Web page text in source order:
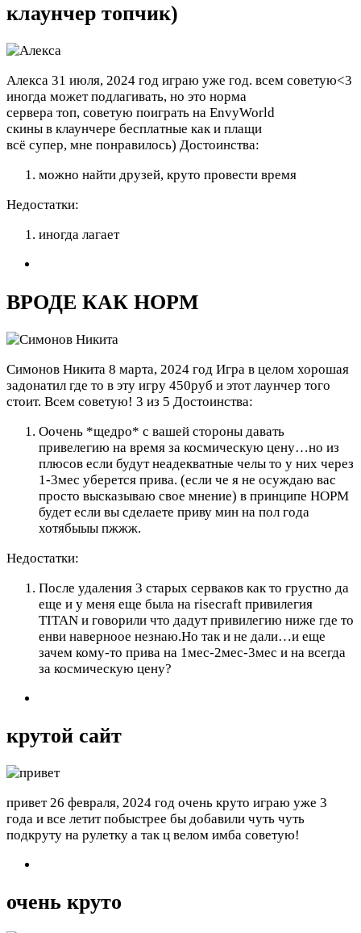
клаунчер топчик)
Алекса 31 июля, 2024 год играю уже год. всем советую<3
иногда может подлагивать, но это норма
сервера топ, советую поиграть на EnvyWorld
скины в клаунчере бесплатные как и плащи
всё супер, мне понравилось) Достоинства:
можно найти друзей, круто провести время
Недостатки:
иногда лагает
ВРОДЕ КАК НОРМ
Симонов Никита 8 марта, 2024 год Игра в целом хорошая
задонатил где то в эту игру 450руб и этот лаунчер того
стоит. Всем советую! 3 из 5 Достоинства:
Оочень *щедро* с вашей стороны давать
привелегию на время за космическую цену…но из
плюсов если будут неадекватные челы то у них через
1-3мес уберется прива. (если че я не осуждаю вас
просто высказываю свое мнение) в принципе НОРМ
будет если вы сделаете приву мин на пол года
хотябыыы пжжж.
Недостатки:
После удаления 3 старых серваков как то грустно да
еще и у меня еще была на risecraft привилегия
TITAN и говорили что дадут привилегию ниже где то
енви наверноое незнаю.Но так и не дали…и еще
зачем кому-то прива на 1мес-2мес-3мес и на всегда
за космическую цену?
крутой сайт
привет 26 февраля, 2024 год очень круто играю уже 3
года и все летит побыстрее бы добавили чуть чуть
подкруту на рулетку а так ц велом имба советую!
очень круто